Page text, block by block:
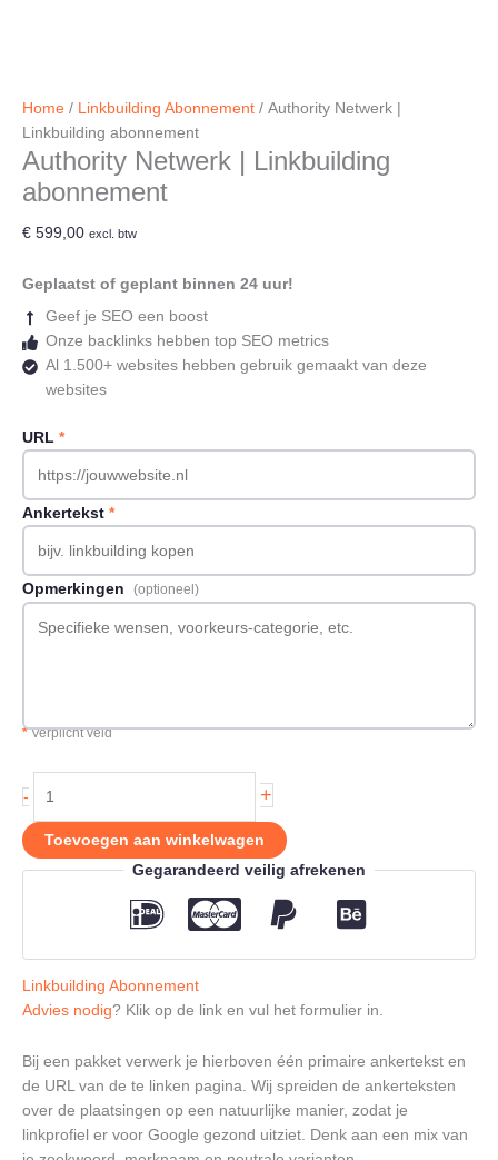
Home / Linkbuilding Abonnement / Authority Netwerk |
Linkbuilding abonnement
Authority Netwerk | Linkbuilding
abonnement
€ 599,00 excl. btw
Geplaatst of geplant binnen 24 uur!
Geef je SEO een boost
Onze backlinks hebben top SEO metrics
Al 1.500+ websites hebben gebruik gemaakt van deze
websites
URL *
Ankertekst *
Opmerkingen (optioneel)
*Verplicht veld
-
Netwerk
Linkbuilding
+
Toevoegen aan winkelwagen
Gegarandeerd veilig afrekenen
Linkbuilding Abonnement
Advies nodig? Klik op de link en vul het formulier in.
Bij een pakket verwerk je hierboven één primaire ankertekst en
de URL van de te linken pagina. Wij spreiden de ankerteksten
over de plaatsingen op een natuurlijke manier, zodat je
linkprofiel er voor Google gezond uitziet. Denk aan een mix van